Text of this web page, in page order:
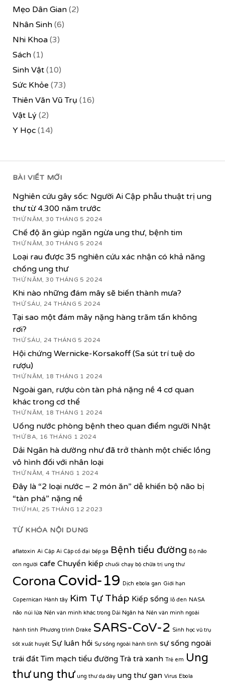
Mẹo Dân Gian(2)
Nhân Sinh(6)
Nhi Khoa(3)
Sách(1)
Sinh Vật(10)
Sức Khỏe (73)
Thiên Văn Vũ Trụ (16)
Vật Lý (2)
Y Học(14)
BÀI VIẾT MỚI
Nghiên cứu gây sốc: Người Ai Cập phẫu thuật trị ung
thư từ 4.300 năm trước
THỨ NĂM, 30 THÁNG 5 2024
Chế độ ăn giúp ngăn ngừa ung thư, bệnh tim
THỨ NĂM, 30 THÁNG 5 2024
Loại rau được 35 nghiên cứu xác nhận có khả năng
chống ung thư
THỨ NĂM, 30 THÁNG 5 2024
Khi nào những đám mây sẽ biến thành mưa?
THỨ SÁU, 24 THÁNG 5 2024
Tại sao một đám mây nặng hàng trăm tấn không
rơi?
THỨ SÁU, 24 THÁNG 5 2024
Hội chứng Wernicke-Korsakoff (Sa sút trí tuệ do
rượu)
THỨ NĂM, 18 THÁNG 1 2024
Ngoài gan, rượu còn tàn phá nặng nề 4 cơ quan
khác trong cơ thể
THỨ NĂM, 18 THÁNG 1 2024
Uống nước phòng bệnh theo quan điểm người Nhật
THỨ BA, 16 THÁNG 1 2024
Dải Ngân hà dường như đã trở thành một chiếc lồng
vô hình đối với nhân loại
THỨ NĂM, 4 THÁNG 1 2024
Đây là “2 loại nước – 2 món ăn” dễ khiến bộ não bị
“tàn phá” nặng nề
THỨ HAI, 25 THÁNG 12 2023
TỪ KHÓA NỘI DUNG
aflatoxin Ai Cập Ai Cập cổ đại bếp ga Bệnh tiểu đường Bộ não
con người cafe Chuyển kiếp chuối chạy bộ chữa trị ung thư
Corona Covid-19 Dịch ebola gan Giới hạn
Copernican Hành tây Kim Tự Tháp Kiếp sống lỗ đen NASA
não núi lửa Nền văn minh khác trong Dải Ngân hà Nền văn minh ngoài
hành tinh Phương trình Drake SARS-CoV-2 Sinh học vũ trụ
sốt xuất huyết Sự luân hồi Sự sống ngoài hành tinh sự sống ngoài
trái đất Tim mạch tiểu đường Trà trà xanh Trẻ em Ung
thư ung thư ung thư dạ dày ung thư gan Virus Ebola